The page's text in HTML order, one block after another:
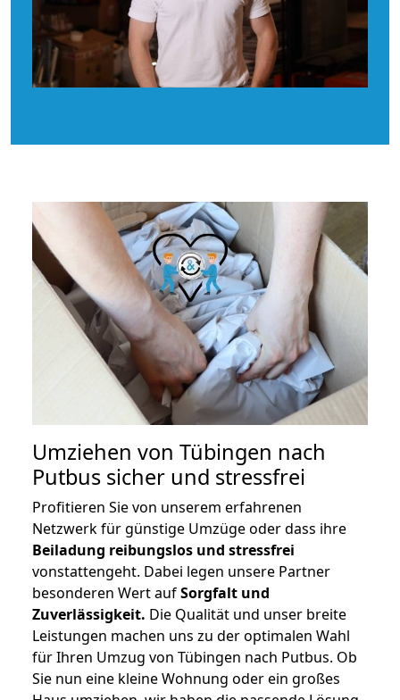
Umziehen von Tübingen nach
Putbus sicher und stressfrei
Profitieren Sie von unserem erfahrenen
Netzwerk für günstige Umzüge oder dass ihre
Beiladung reibungslos und stressfrei
vonstattengeht. Dabei legen unsere Partner
besonderen Wert aufSorgfalt und
Zuverlässigkeit. Die Qualität und unser breite
Leistungen machen uns zu der optimalen Wahl
für Ihren Umzug von Tübingen nach Putbus. Ob
Sie nun eine kleine Wohnung oder ein großes